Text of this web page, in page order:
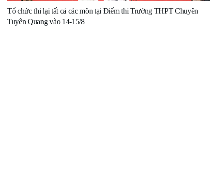
Tổ chức thi lại tất cả các môn tại Điểm thi Trường THPT Chuyên
Tuyên Quang vào 14-15/8